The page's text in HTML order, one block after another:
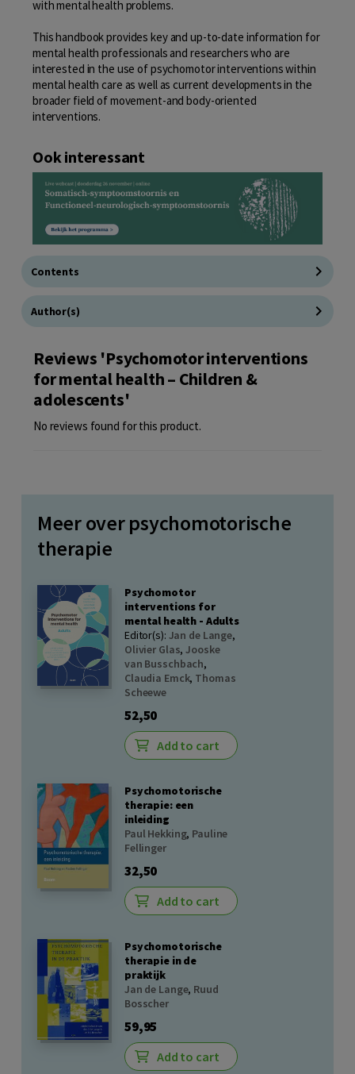
with mental health problems.
This handbook provides key and up-to-date information for
mental health professionals and researchers who are
interested in the use of psychomotor interventions within
mental health care as well as current developments in the
broader field of movement-and body-oriented
interventions.
Ook interessant
Contents
Author(s)
Reviews 'Psychomotor interventions
for mental health – Children &
adolescents'
No reviews found for this product.
Meer over psychomotorische
therapie
Psychomotor
interventions for
mental health - Adults
Editor(s): Jan de Lange,
Olivier Glas,Jooske
van Busschbach,
Claudia Emck, Thomas
Scheewe
52,50
Add to cart
Psychomotorische
therapie: een
inleiding
Paul Hekking, Pauline
Fellinger
32,50
Add to cart
Psychomotorische
therapie in de
praktijk
Jan de Lange, Ruud
Bosscher
59,95
Add to cart